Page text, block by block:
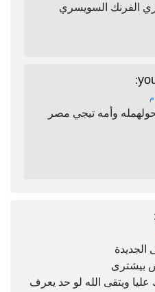
الفرنك السويسري
:
وأمه تيجي مصر
:
الجديدة
بيشترى
ويتقى الله لو حد يعرف